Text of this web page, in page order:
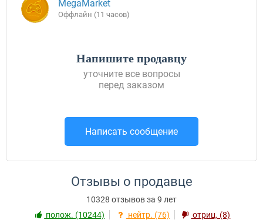
MegaMarket
Оффлайн (11 часов)
Напишите продавцу
уточните все вопросы
перед заказом
Написать сообщение
Отзывы о продавце
10328 отзывов за 9 лет
полож. (10244)
нейтр. (76) отриц. (8)